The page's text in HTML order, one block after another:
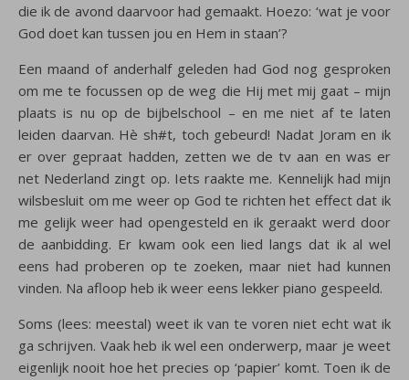
die ik de avond daarvoor had gemaakt. Hoezo: ‘wat je voor
God doet kan tussen jou en Hem in staan’?
Een maand of anderhalf geleden had God nog gesproken
om me te focussen op de weg die Hij met mij gaat – mijn
plaats is nu op de bijbelschool – en me niet af te laten
leiden daarvan. Hè sh#t, toch gebeurd! Nadat Joram en ik
er over gepraat hadden, zetten we de tv aan en was er
net Nederland zingt op. Iets raakte me. Kennelijk had mijn
wilsbesluit om me weer op God te richten het effect dat ik
me gelijk weer had opengesteld en ik geraakt werd door
de aanbidding. Er kwam ook een lied langs dat ik al wel
eens had proberen op te zoeken, maar niet had kunnen
vinden. Na afloop heb ik weer eens lekker piano gespeeld.
Soms (lees: meestal) weet ik van te voren niet echt wat ik
ga schrijven. Vaak heb ik wel een onderwerp, maar je weet
eigenlijk nooit hoe het precies op ‘papier’ komt. Toen ik de